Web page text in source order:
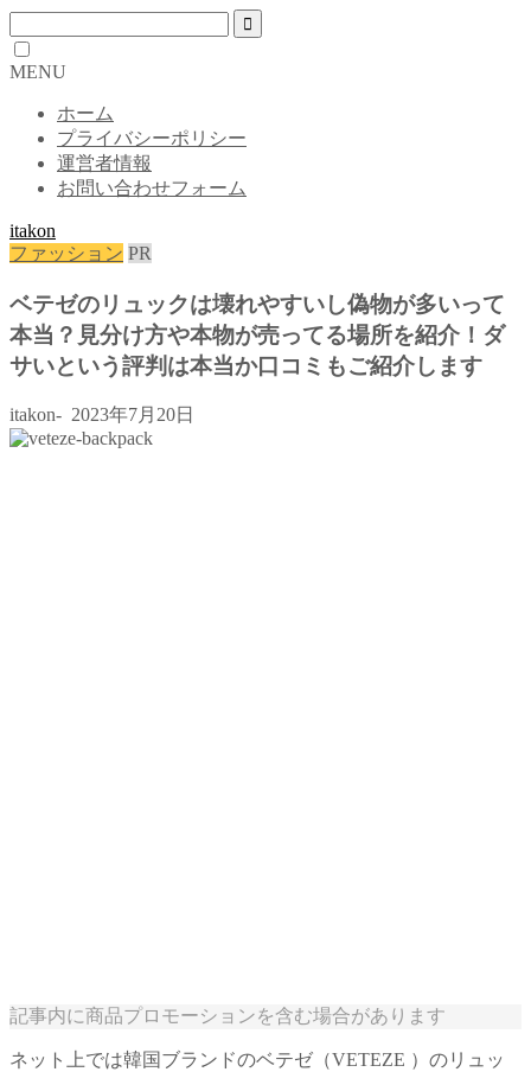
MENU
ホーム
プライバシーポリシー
運営者情報
お問い合わせフォーム
itakon
ファッション PR
ベテゼのリュックは壊れやすいし偽物が多いって
本当？見分け方や本物が売ってる場所を紹介！ダ
サいという評判は本当か口コミもご紹介します
itakon- 2023年7月20日
記事内に商品プロモーションを含む場合があります
ネット上では韓国ブランドのベテゼ（VETEZE ）のリュッ